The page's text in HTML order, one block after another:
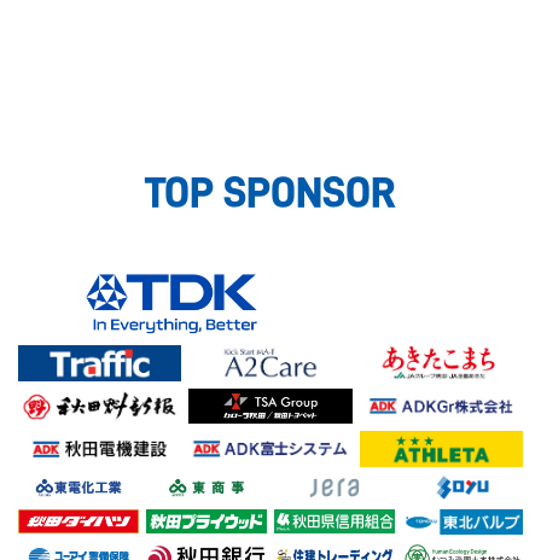
TOP SPONSOR